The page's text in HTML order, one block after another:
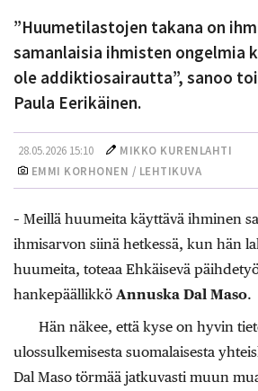
”Huumetilastojen takana on
samanlaisia ihmisten ongelmia
ole addiktiosairautta”, sanoo
Paula Eerikäinen.
28.05.2026 15:10
MIKKO KURENLAHTI
EMMI KORHONEN / LEHTIKUVA
– Meillä huumeita käyttävä ihminen
ihmisarvon siinä hetkessä, kun hän
huumeita, toteaa Ehkäisevä
hankepäällikkö Annuska Dal Maso.
Hän näkee, että kyse on hyvin
ulossulkemisesta suomalaisesta
Dal Maso törmää jatkuvasti muun